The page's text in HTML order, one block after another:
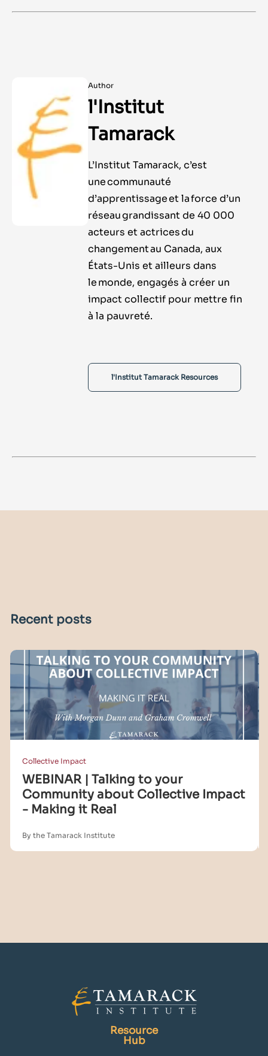
Author
l'Institut
Tamarack
L’Institut Tamarack, c’est
une communauté
d’apprentissage et la force d’un
réseau grandissant de 40 000
acteurs et actrices du
changement au Canada, aux
États-Unis et ailleurs dans
le monde, engagés à créer un
impact collectif pour mettre fin
à la pauvreté.
l'Institut Tamarack Resources
Recent posts
Collective Impact
WEBINAR | Talking to your
Community about Collective Impact
- Making it Real
By the Tamarack Institute
Resource
Hub